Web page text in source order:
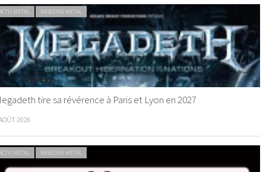
METAL WEBZINE METAL
tire sa révérence à Paris et Lyon en 2027
2026
METAL WEBZINE METAL